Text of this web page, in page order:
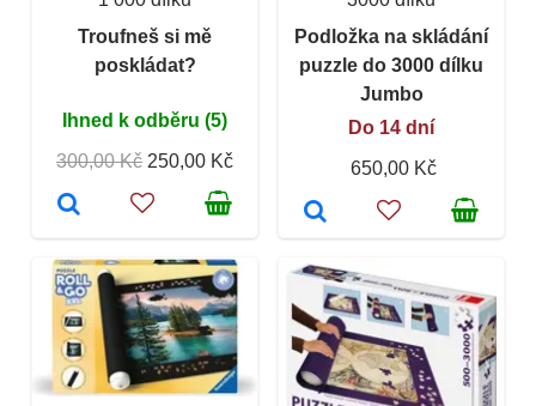
Troufneš si mě
poskládat?
Ihned k odběru (5)
300,00 Kč 250,00 Kč
Podložka na skládání
puzzle do 3000 dílku
Jumbo
Do 14 dní
650,00 Kč